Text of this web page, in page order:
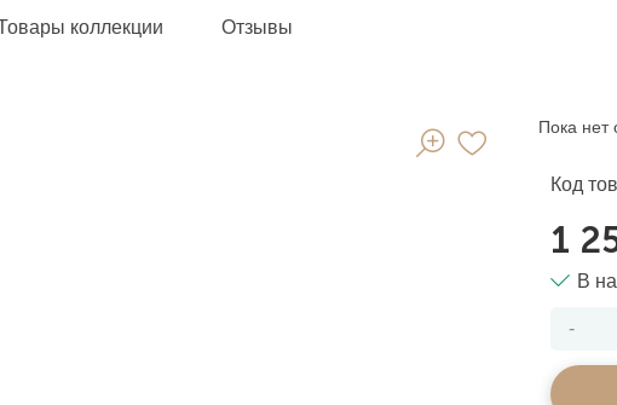
коллекции Отзывы
Пока нет
Код
1
В
-